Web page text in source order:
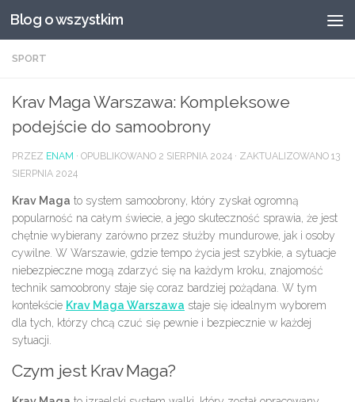
Przeskocz do treści
Blog o wszystkim
SPORT
Krav Maga Warszawa: Kompleksowe
podejście do samoobrony
PRZEZ ENAM · OPUBLIKOWANO 2 SIERPNIA 2024 · ZAKTUALIZOWANO 13
SIERPNIA 2024
Krav Maga to system samoobrony, który zyskał ogromną
popularność na całym świecie, a jego skuteczność sprawia, że jest
chętnie wybierany zarówno przez służby mundurowe, jak i osoby
cywilne. W Warszawie, gdzie tempo życia jest szybkie, a sytuacje
niebezpieczne mogą zdarzyć się na każdym kroku, znajomość
technik samoobrony staje się coraz bardziej pożądana. W tym
kontekście Krav Maga Warszawa staje się idealnym wyborem
dla tych, którzy chcą czuć się pewnie i bezpiecznie w każdej
sytuacji.
Czym jest Krav Maga?